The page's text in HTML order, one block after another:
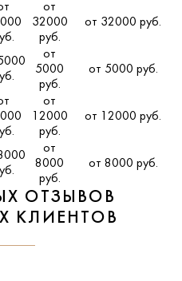
от
32000
руб.
от 32000 руб.
от
5000
руб.
от 5000 руб.
от
12000
руб.
от 12000 руб.
от
8000
руб.
от 8000 руб.
ОТЗЫВОВ
КЛИЕНТОВ